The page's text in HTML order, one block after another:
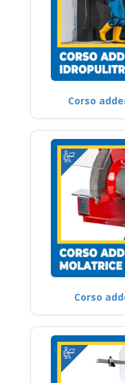
Corso
Corso